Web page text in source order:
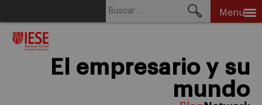
Menu
El empresario y su
mundo